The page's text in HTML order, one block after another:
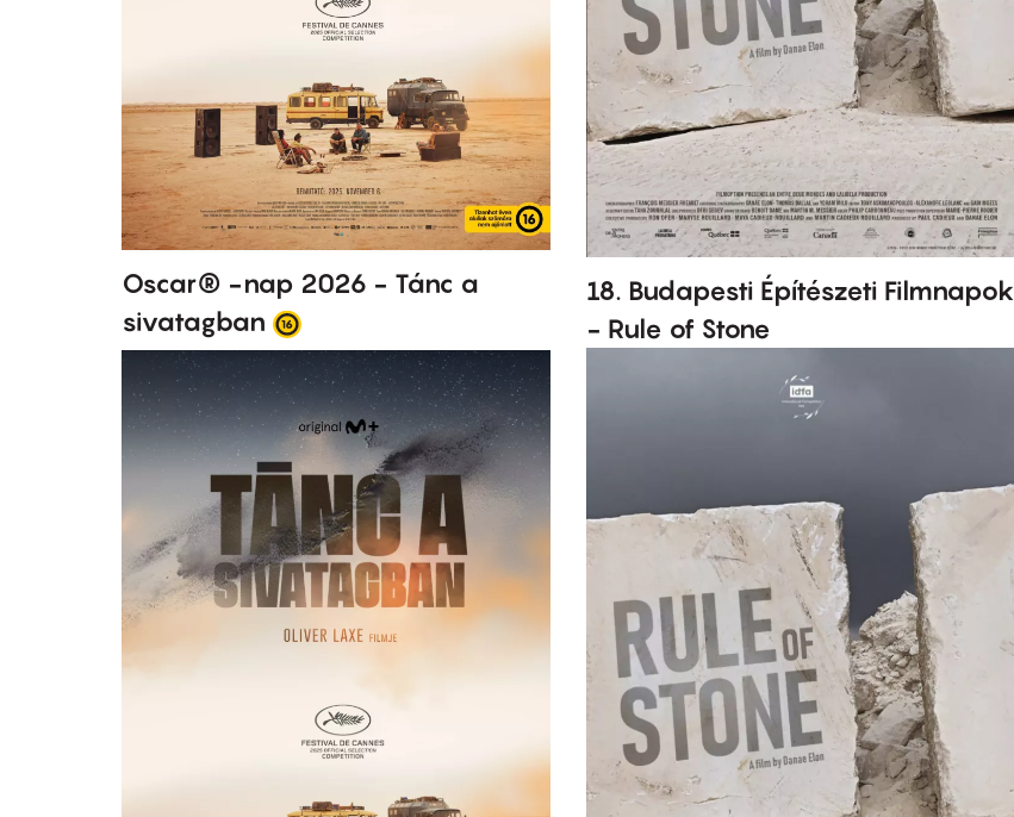
Oscar® -nap 2026 - Tánc a
sivatagban
18. Budapesti Építészeti Filmnapok
- Rule of Stone